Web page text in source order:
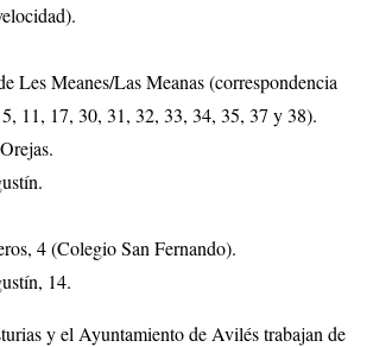
Les Meanes/Las Meanas (correspondencia
11, 17, 30, 31, 32, 33, 34, 35, 37 y 38).
4 (Colegio San Fernando).
14.
y el Ayuntamiento de Avilés trabajan de